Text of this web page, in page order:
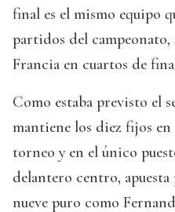
final es el mismo equipo
partidos del
Francia en cuartos de
Como estaba previsto el
mantiene los diez fijos
torneo y en el único
delantero centro, apuesta
nueve puro como